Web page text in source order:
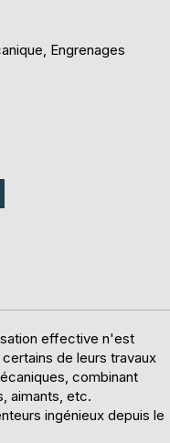
Engrenages
effective n'est
de leurs travaux
combinant
aimants, etc.
ingénieux depuis le